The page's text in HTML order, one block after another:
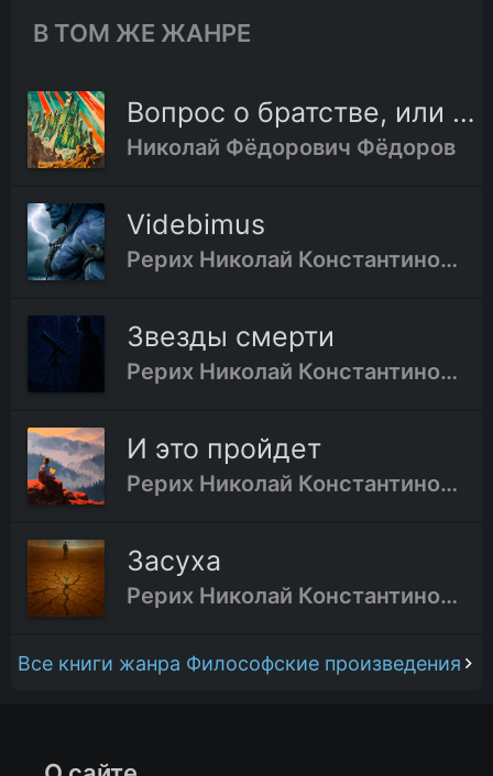
В ТОМ ЖЕ ЖАНРЕ
Вопрос о братстве, или родстве, о причинах небратского
Николай Фёдорович Фёдоров
Videbimus
Рерих Николай Константинович
Звезды смерти
Рерих Николай Константинович
И это пройдет
Рерих Николай Константинович
Засуха
Рерих Николай Константинович
Все книги жанра Философские произведения